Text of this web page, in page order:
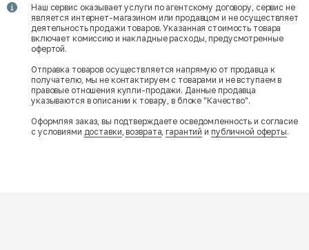
Наш сервис оказывает услуги по агентскому договору, сервис не
является интернет-магазином или продавцом и не осуществляет
деятельность продажи товаров. Указанная стоимость товара
включает комиссию и накладные расходы, предусмотренные
офертой.
Отправка товаров осуществляется напрямую от продавца к
получателю, мы не контактируем с товарами и не вступаем в
правовые отношения купли-продажи. Данные продавца
указываются в описании к товару, в блоке "Качество".
Оформляя заказ, вы подтверждаете осведомленность и согласие
с условиями доставки,возврата,гарантий и публичной оферты.